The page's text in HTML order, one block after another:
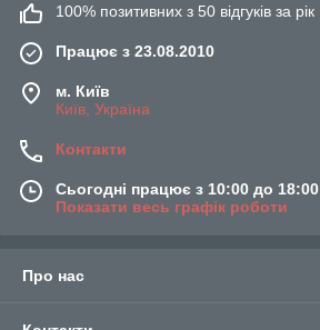
100% позитивних з 50 відгуків за рік
Працює з 23.08.2010
м. Київ
Київ, Україна
Контакти
Сьогодні працює з 10:00 до 18:00
Показати весь графік роботи
Про нас